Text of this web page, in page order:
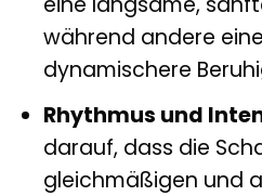
während andere
dynamischere
Rhythmus und
darauf, dass die
gleichmäßigen und